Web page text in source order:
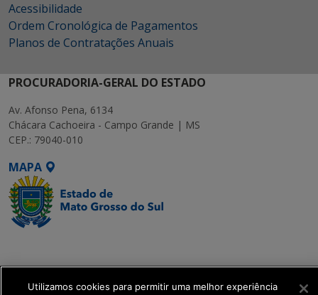
Acessibilidade
Ordem Cronológica de Pagamentos
Planos de Contratações Anuais
PROCURADORIA-GERAL DO ESTADO
Av. Afonso Pena, 6134
Chácara Cachoeira - Campo Grande | MS
CEP.: 79040-010
MAPA
Executiva de
Transformação Digital
Utilizamos cookies para permitir uma melhor experiência